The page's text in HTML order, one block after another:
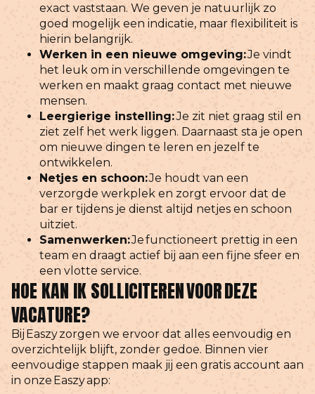
exact vaststaan. We geven je natuurlijk zo
goed mogelijk een indicatie, maar flexibiliteit is
hierin belangrijk.
Werken in een nieuwe omgeving:Je vindt
het leuk om in verschillende omgevingen te
werken en maakt graag contact met nieuwe
mensen.
Leergierige instelling:Je zit niet graag stil en
ziet zelf het werk liggen. Daarnaast sta je open
om nieuwe dingen te leren en jezelf te
ontwikkelen.
Netjes en schoon:Je houdt van een
verzorgde werkplek en zorgt ervoor dat de
bar er tijdens je dienst altijd netjes en schoon
uitziet.
Samenwerken:Jefunctioneert prettig in een
team en draagt actief bij aan een fijne sfeer en
een vlotte service.
HOE KAN IK SOLLICITEREN VOOR DEZE
VACATURE?
Bij Easzyzorgen we ervoor dat alles eenvoudig en
overzichtelijk blijft, zonder gedoe. Binnen vier
eenvoudige stappen maak jij een gratis account aan
in onze Easzyapp: